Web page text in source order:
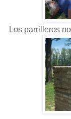
Los parrilleros